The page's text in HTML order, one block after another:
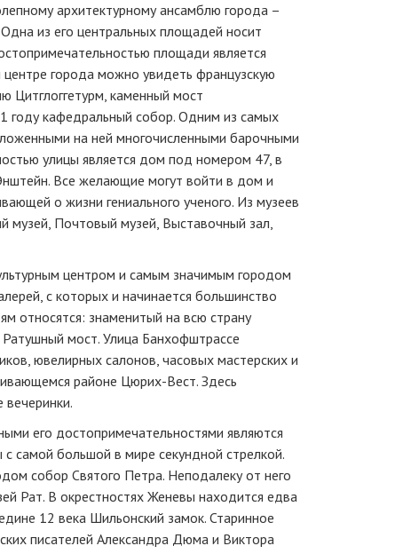
архитектурному ансамблю города –
из его центральных площадей носит
площади является
города можно увидеть французскую
Цитглоггетурм, каменный мост
году кафедральный собор. Одним из самых
на ней многочисленными барочными
улицы является дом под номером 47, в
Все желающие могут войти в дом и
о жизни гениального ученого. Из музеев
музей, Почтовый музей, Выставочный зал,
центром и самым значимым городом
с которых и начинается большинство
относятся: знаменитый на всю страну
мост. Улица Банхофштрассе
ювелирных салонов, часовых мастерских и
районе Цюрих-Вест. Здесь
его достопримечательностями являются
большой в мире секундной стрелкой.
собор Святого Петра. Неподалеку от него
Рат. В окрестностях Женевы находится едва
12 века Шильонский замок. Старинное
писателей Александра Дюма и Виктора